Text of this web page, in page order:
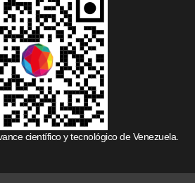
científico y tecnológico de Venezuela.